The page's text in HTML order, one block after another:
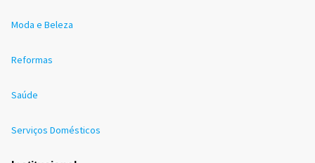
Moda e Beleza
Reformas
Saúde
Serviços Domésticos